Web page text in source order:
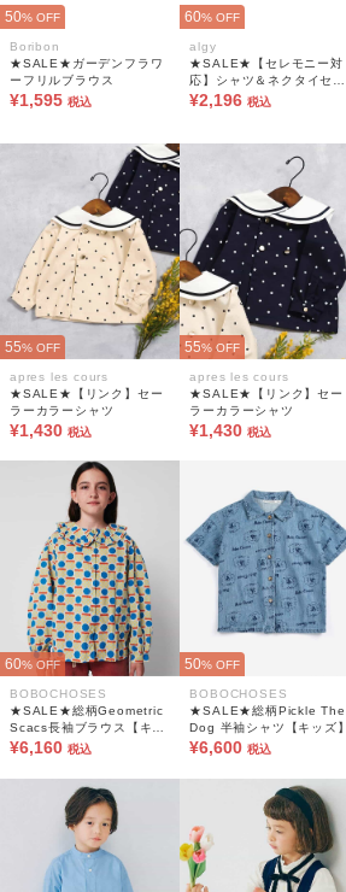
50% OFF
Boribon
★SALE★ガーデンフラワ
ーフリルブラウス
¥1,595 税込
60% OFF
algy
★SALE★【セレモニー対
応】シャツ＆ネクタイセッ
ト
¥2,196 税込
55% OFF
apres les cours
★SALE★【リンク】セー
ラーカラーシャツ
¥1,430 税込
55% OFF
apres les cours
★SALE★【リンク】セー
ラーカラーシャツ
¥1,430 税込
60% OFF
BOBOCHOSES
★SALE★総柄Geometric
Scacs長袖ブラウス【キッ
ズ】
¥6,160 税込
50% OFF
BOBOCHOSES
★SALE★総柄Pickle The
Dog 半袖シャツ【キッズ】
¥6,600 税込